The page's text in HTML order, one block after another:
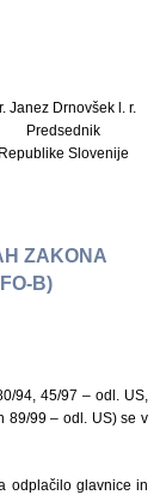
Janez Drnovšek l. r.
Predsednik
Republike Slovenije
ZAKONA
B)
94, 45/97 – odl. US,
89/99 – odl. US) se v
odplačilo glavnice in